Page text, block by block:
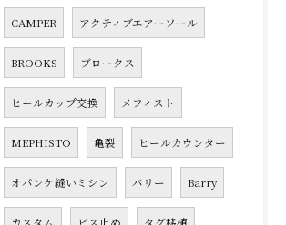
CAMPER アクティブエアーソール
BROOKS ブロークス
ヒールカップ交換 メフィスト
MEPHISTO 亀裂 ヒールカウンター
オパンケ縫いミシン バリー Barry